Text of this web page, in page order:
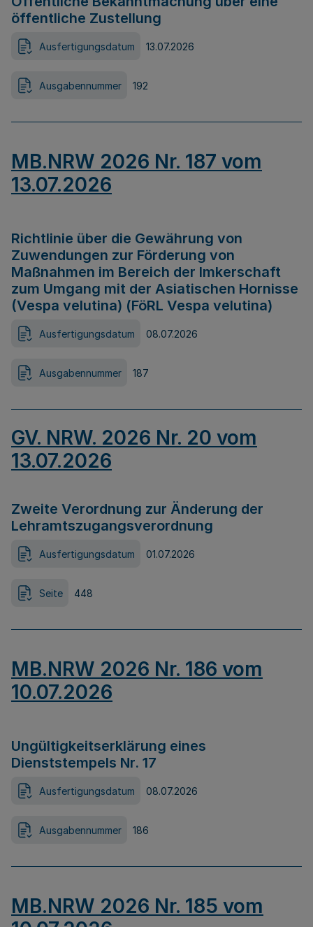
öffentliche Zustellung
Ausfertigungsdatum 13.07.2026
Ausgabennummer 192
MB.NRW 2026 Nr. 187 vom
13.07.2026
Richtlinie über die Gewährung von
Zuwendungen zur Förderung von
Maßnahmen im Bereich der Imkerschaft
zum Umgang mit der Asiatischen Hornisse
(Vespa velutina) (FöRL Vespa velutina)
Ausfertigungsdatum 08.07.2026
Ausgabennummer 187
GV. NRW. 2026 Nr. 20 vom
13.07.2026
Zweite Verordnung zur Änderung der
Lehramtszugangsverordnung
Ausfertigungsdatum 01.07.2026
Seite 448
MB.NRW 2026 Nr. 186 vom
10.07.2026
Ungültigkeitserklärung eines
Dienststempels Nr. 17
Ausfertigungsdatum 08.07.2026
Ausgabennummer 186
MB.NRW 2026 Nr. 185 vom